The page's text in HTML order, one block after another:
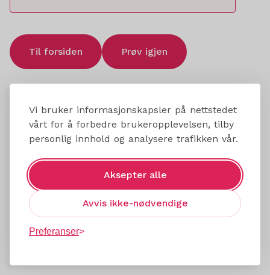
Vi bruker informasjonskapsler på nettstedet
vårt for å forbedre brukeropplevelsen, tilby
personlig innhold og analysere trafikken vår.
Aksepter alle
Avvis ikke-nødvendige
Preferanser
Til forsiden Prøv igjen